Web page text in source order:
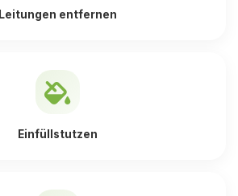
Leitungen entfernen
Einfüllstutzen